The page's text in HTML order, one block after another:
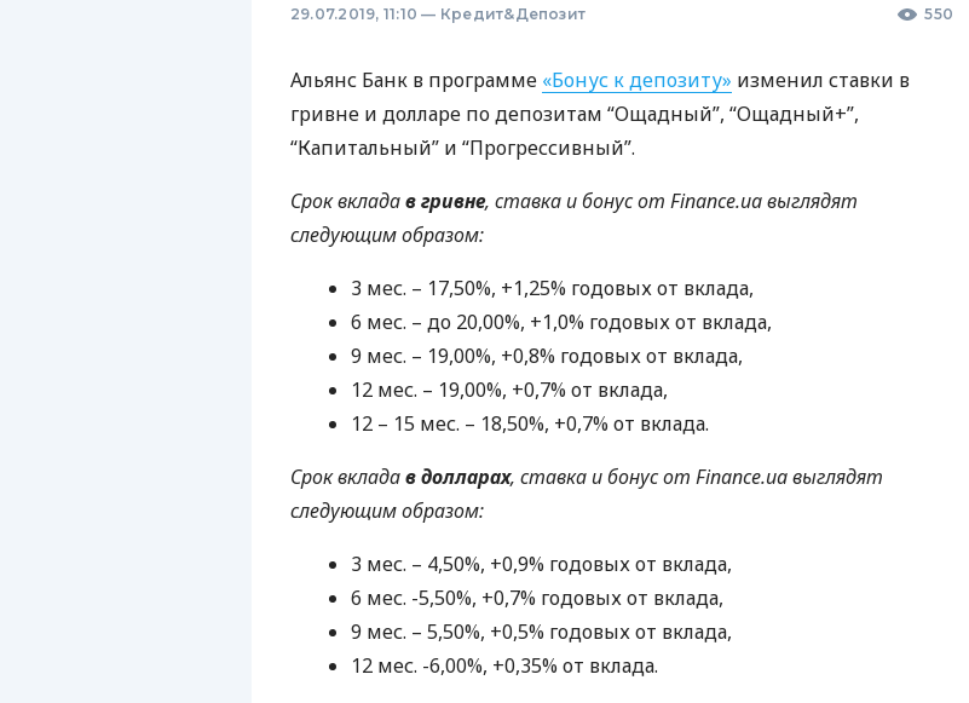
29.07.2019, 11:10 — Кредит&Депозит 550
Альянс Банк в программе «Бонус к депозиту» изменил ставки в
гривне и долларе по депозитам “Ощадный”, “Ощадный+”,
“Капитальный” и “Прогрессивный”.
Срок вкладав гривне, ставка и бонус от Finance.ua выглядят
следующим образом:
3 мес. – 17,50%, +1,25% годовых от вклада,
6 мес. – до 20,00%, +1,0% годовых от вклада,
9 мес. – 19,00%, +0,8% годовых от вклада,
12 мес. – 19,00%, +0,7% от вклада,
12 – 15 мес. – 18,50%, +0,7% от вклада.
Срок вкладав долларах, ставка и бонус от Finance.ua выглядят
следующим образом:
3 мес. – 4,50%, +0,9% годовых от вклада,
6 мес. -5,50%, +0,7% годовых от вклада,
9 мес. – 5,50%, +0,5% годовых от вклада,
12 мес. -6,00%, +0,35% от вклада.